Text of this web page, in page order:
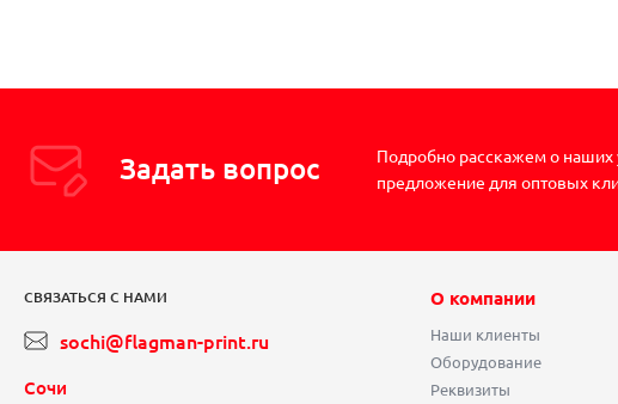
Задать вопрос
Подробно расскажем о наших
предложение для оптовых
СВЯЗАТЬСЯ С НАМИ
sochi@flagman-print.ru
Сочи
О компании
Наши клиенты
Оборудование
Реквизиты